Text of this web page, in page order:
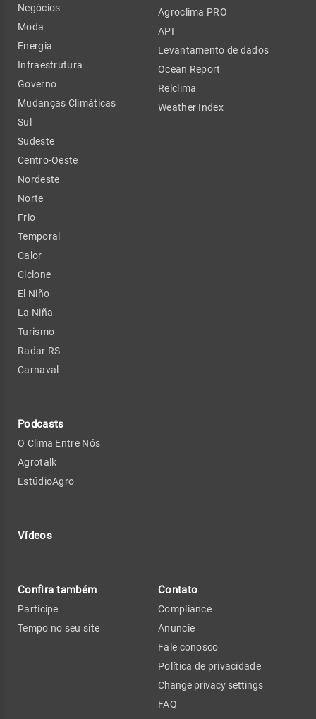
Negócios
Moda
Energia
Infraestrutura
Governo
Mudanças Climáticas
Sul
Sudeste
Centro-Oeste
Nordeste
Norte
Frio
Temporal
Calor
Ciclone
El Niño
La Niña
Turismo
Radar RS
Carnaval
Podcasts
O Clima Entre Nós
Agrotalk
EstúdioAgro
Vídeos
Agroclima PRO
API
Levantamento de dados
Ocean Report
Relclima
Weather Index
Confira também
Participe
Tempo no seu site
Contato
Compliance
Anuncie
Fale conosco
Política de privacidade
Change privacy settings
FAQ